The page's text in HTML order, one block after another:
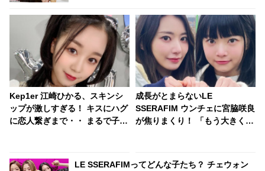
Kep1er 江崎ひかる、スキンシ
ップが激しすぎる！ キスにハグ
に恋人繋ぎまで・・ まるで子犬
成長がとまらないLE
SSERAFIM ウンチェに宮脇咲良
が焦りまくり！ 「もう大きくな
LE SSERAFIMってどんな子たち？ チェウォン